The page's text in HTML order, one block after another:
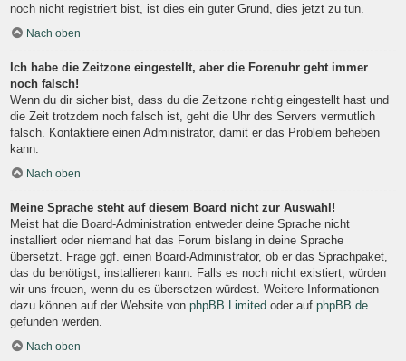
noch nicht registriert bist, ist dies ein guter Grund, dies jetzt zu tun.
Nach oben
Ich habe die Zeitzone eingestellt, aber die Forenuhr geht immer
noch falsch!
Wenn du dir sicher bist, dass du die Zeitzone richtig eingestellt hast und
die Zeit trotzdem noch falsch ist, geht die Uhr des Servers vermutlich
falsch. Kontaktiere einen Administrator, damit er das Problem beheben
kann.
Nach oben
Meine Sprache steht auf diesem Board nicht zur Auswahl!
Meist hat die Board-Administration entweder deine Sprache nicht
installiert oder niemand hat das Forum bislang in deine Sprache
übersetzt. Frage ggf. einen Board-Administrator, ob er das Sprachpaket,
das du benötigst, installieren kann. Falls es noch nicht existiert, würden
wir uns freuen, wenn du es übersetzen würdest. Weitere Informationen
dazu können auf der Website von phpBB Limited oder auf phpBB.de
gefunden werden.
Nach oben